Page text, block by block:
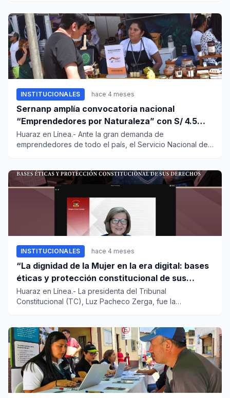
INSTITUCIONALES hace 4 meses
Sernanp amplía convocatoria nacional
“Emprendedores por Naturaleza” con S/ 4.5
millones en financiamiento
Huaraz en Línea.- Ante la gran demanda de
emprendedores de todo el país, el Servicio Nacional de
INSTITUCIONALES hace 4 meses
“La dignidad de la Mujer en la era digital: bases
éticas y protección constitucional de sus
derechos”
Huaraz en Línea.- La presidenta del Tribunal
Constitucional (TC), Luz Pacheco Zerga, fue la